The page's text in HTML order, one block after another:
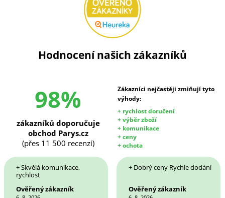
Hodnocení našich zákazníků
98%
Zákazníci nejčastěji zmiňují tyto
výhody:
+ rychlost doručení
+ výběr zboží
+ komunikace
+ ceny
+ ochota
zákazníků doporučuje
obchod Parys.cz
(přes 11 500 recenzí)
+ Skvělá komunikace,
rychlost
Ověřený zákazník
+ Dobrý ceny Rychle dodání
Ověřený zákazník